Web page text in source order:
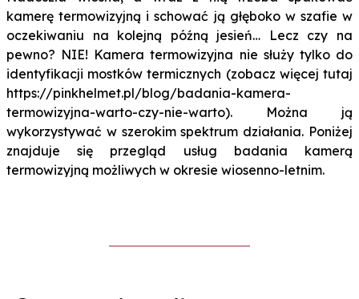
kamerę termowizyjną i schować ją głęboko w szafie w
oczekiwaniu na kolejną późną jesień… Lecz czy na
pewno? NIE! Kamera termowizyjna nie służy tylko do
identyfikacji mostków termicznych (zobacz więcej tutaj
https://pinkhelmet.pl/blog/badania-kamera-
termowizyjna-warto-czy-nie-warto). Można ją
wykorzystywać w szerokim spektrum działania. Poniżej
znajduje się przegląd usług badania kamerą
termowizyjną możliwych w okresie wiosenno-letnim.